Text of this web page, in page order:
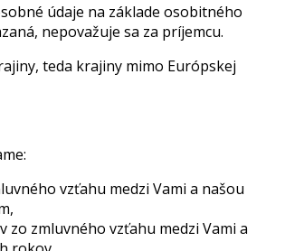
údaje na základe osobitného
nepovažuje sa za príjemcu.
teda krajiny mimo Európskej
vzťahu medzi Vami a našou
zmluvného vzťahu medzi Vami a